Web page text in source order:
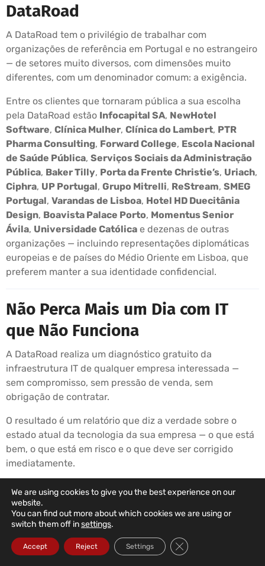
DataRoad
A DataRoad tem o privilégio de trabalhar com
organizações de referência em Portugal e no estrangeiro
— de setores muito diversos, com dimensões muito
diferentes, com um denominador comum: a exigência.
Entre os clientes que tornaram pública a sua escolha
pela DataRoad estão Infocapital SA, NewHotel
Software, Clínica Mulher, Clínica do Lambert, PTR
Pharma Consulting, Forward College, Escola Nacional
de Saúde Pública, Serviços Sociais da Administração
Pública, Baker Tilly, Porta da Frente Christie’s, Uriach,
Ciphra, UP Portugal, Grupo Mitrelli, ReStream, SMEG
Portugal, Varandas de Lisboa, Hotel HD Duecitânia
Design, Boavista Palace Porto, Momentus Senior
Ávila, Universidade Católica e dezenas de outras
organizações — incluindo representações diplomáticas
europeias e de países do Médio Oriente em Lisboa, que
preferem manter a sua identidade confidencial.
Não Perca Mais um Dia com IT
que Não Funciona
A DataRoad realiza um diagnóstico gratuito da
infraestrutura IT de qualquer empresa interessada —
sem compromisso, sem pressão de venda, sem
obrigação de contratar.
O resultado é um relatório que diz a verdade sobre o
estado atual da tecnologia da sua empresa — o que está
bem, o que está em risco e o que deve ser corrigido
imediatamente.
Se depois de ler o relatório decidir não contratar a
DataRoad, o relatório é seu. Se decidir contratar, começa
na semana seguinte.
É simples assim.
We are using cookies to give you the best experience on our
website.
You can find out more about which cookies we are using or
switch them off insettings.
Accept Reject Settings Close GDPR Cookie